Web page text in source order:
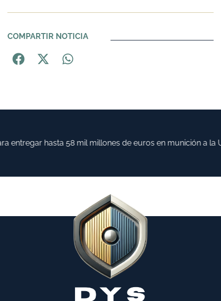
COMPARTIR NOTICIA
hasta 58 mil millones de euros en munición a la UE